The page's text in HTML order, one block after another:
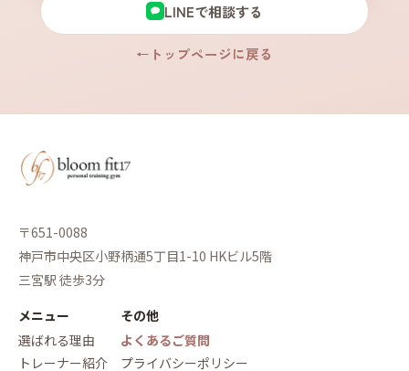
LINEで相談する
← トップページに戻る
〒651-0088
神戸市中央区小野柄通5丁目1-10 HKビル5階
三宮駅 徒歩3分
メニュー
選ばれる理由
トレーナー紹介
その他
よくあるご質問
プライバシーポリシー